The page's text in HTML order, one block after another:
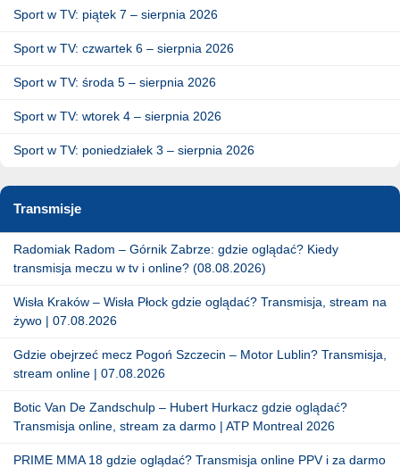
Sport w TV: piątek 7 – sierpnia 2026
Sport w TV: czwartek 6 – sierpnia 2026
Sport w TV: środa 5 – sierpnia 2026
Sport w TV: wtorek 4 – sierpnia 2026
Sport w TV: poniedziałek 3 – sierpnia 2026
Transmisje
Radomiak Radom – Górnik Zabrze: gdzie oglądać? Kiedy
transmisja meczu w tv i online? (08.08.2026)
Wisła Kraków – Wisła Płock gdzie oglądać? Transmisja, stream na
żywo | 07.08.2026
Gdzie obejrzeć mecz Pogoń Szczecin – Motor Lublin? Transmisja,
stream online | 07.08.2026
Botic Van De Zandschulp – Hubert Hurkacz gdzie oglądać?
Transmisja online, stream za darmo | ATP Montreal 2026
PRIME MMA 18 gdzie oglądać? Transmisja online PPV i za darmo